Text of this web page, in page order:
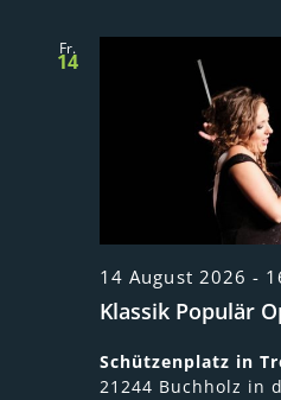
Fr.
14
14 August 2026 -
Klassik Populär
Schützenplatz in
21244 Buchholz in